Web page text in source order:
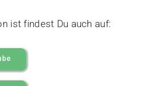
ist findest Du auch auf: